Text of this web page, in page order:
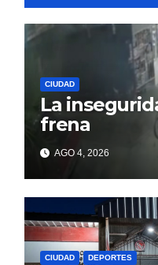
CIUDAD
La
frena
AGO 4, 2026
CIUDAD DEPORTES